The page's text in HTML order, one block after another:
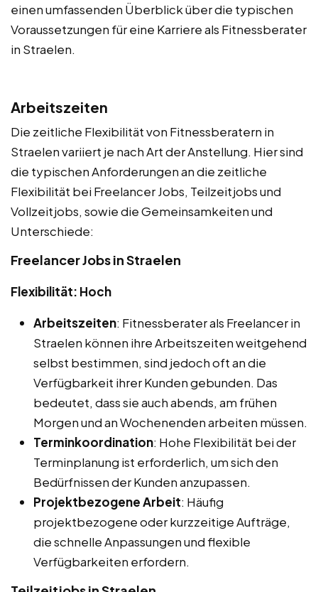
einen umfassenden Überblick über die typischen
Voraussetzungen für eine Karriere als Fitnessberater
in Straelen.
Arbeitszeiten
Die zeitliche Flexibilität von Fitnessberatern in
Straelen variiert je nach Art der Anstellung. Hier sind
die typischen Anforderungen an die zeitliche
Flexibilität bei Freelancer Jobs, Teilzeitjobs und
Vollzeitjobs, sowie die Gemeinsamkeiten und
Unterschiede:
Freelancer Jobs in Straelen
Flexibilität: Hoch
Arbeitszeiten: Fitnessberater als Freelancer in
Straelen können ihre Arbeitszeiten weitgehend
selbst bestimmen, sind jedoch oft an die
Verfügbarkeit ihrer Kunden gebunden. Das
bedeutet, dass sie auch abends, am frühen
Morgen und an Wochenenden arbeiten müssen.
Terminkoordination: Hohe Flexibilität bei der
Terminplanung ist erforderlich, um sich den
Bedürfnissen der Kunden anzupassen.
Projektbezogene Arbeit: Häufig
projektbezogene oder kurzzeitige Aufträge,
die schnelle Anpassungen und flexible
Verfügbarkeiten erfordern.